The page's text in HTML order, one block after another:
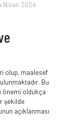
Nisan 2024
olup, maalesef
Bu
önemi oldukça
şekilde
açıklanması